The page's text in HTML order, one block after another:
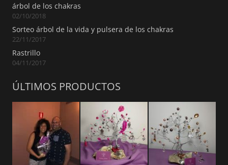
árbol de los chakras
02/10/2018
Sorteo árbol de la vida y pulsera de los chakras
22/11/2017
Rastrillo
04/11/2017
ÚLTIMOS PRODUCTOS